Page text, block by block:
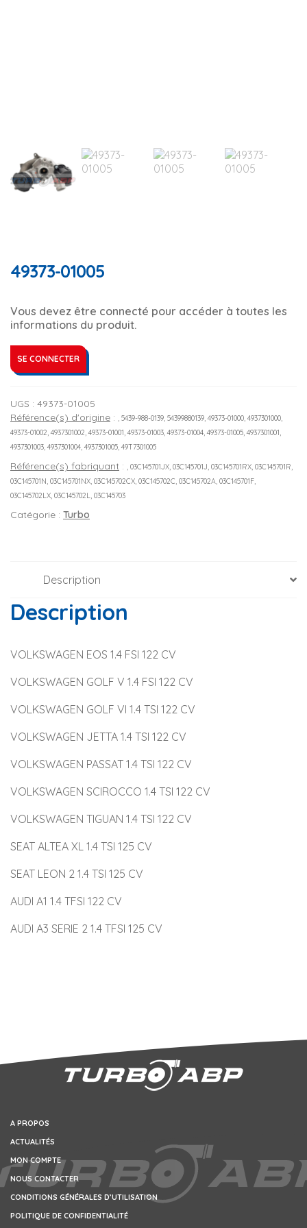
49373-01005
Vous devez être connecté pour accéder à toutes les
informations du produit.
SE CONNECTER
UGS : 49373-01005
Référence(s) d'origine : , 5439-988-0139, 54399880139, 49373-01000, 4937301000,
49373-01002, 4937301002, 49373-01001, 49373-01003, 49373-01004, 49373-01005, 4937301001,
4937301003, 4937301004, 4937301005, 49T7301005
Référence(s) fabriquant : , 03C145701JX, 03C145701J, 03C145701RX, 03C145701R,
03C145701N, 03C145701NX, 03C145702CX, 03C145702C, 03C145702A, 03C145701F,
03C145702LX, 03C145702L, 03C145703
Catégorie : Turbo
Description
Description
VOLKSWAGEN EOS 1.4 FSI 122 CV
VOLKSWAGEN GOLF V 1.4 FSI 122 CV
VOLKSWAGEN GOLF VI 1.4 TSI 122 CV
VOLKSWAGEN JETTA 1.4 TSI 122 CV
VOLKSWAGEN PASSAT 1.4 TSI 122 CV
VOLKSWAGEN SCIROCCO 1.4 TSI 122 CV
VOLKSWAGEN TIGUAN 1.4 TSI 122 CV
SEAT ALTEA XL 1.4 TSI 125 CV
SEAT LEON 2 1.4 TSI 125 CV
AUDI A1 1.4 TFSI 122 CV
AUDI A3 SERIE 2 1.4 TFSI 125 CV
A PROPOS
ACTUALITÉS
MON COMPTE
NOUS CONTACTER
CONDITIONS GÉNÉRALES D’UTILISATION
POLITIQUE DE CONFIDENTIALITÉ